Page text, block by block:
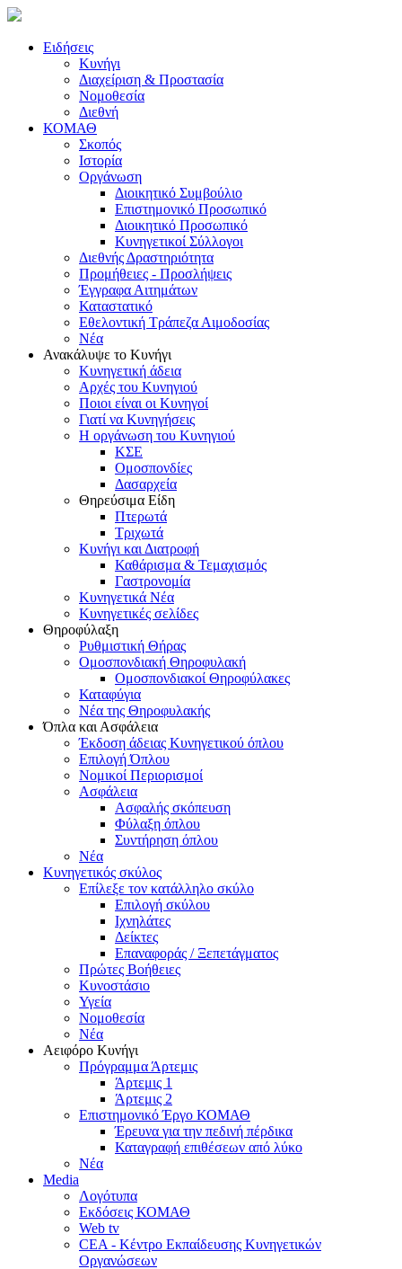
Ειδήσεις
Κυνήγι
Διαχείριση & Προστασία
Νομοθεσία
Διεθνή
ΚΟΜΑΘ
Σκοπός
Ιστορία
Οργάνωση
Διοικητικό Συμβούλιο
Επιστημονικό Προσωπικό
Διοικητικό Προσωπικό
Κυνηγετικοί Σύλλογοι
Διεθνής Δραστηριότητα
Προμήθειες - Προσλήψεις
Έγγραφα Αιτημάτων
Καταστατικό
Εθελοντική Τράπεζα Αιμοδοσίας
Νέα
Ανακάλυψε το Κυνήγι
Κυνηγετική άδεια
Αρχές του Κυνηγιού
Ποιοι είναι οι Κυνηγοί
Γιατί να Κυνηγήσεις
Η οργάνωση του Κυνηγιού
ΚΣΕ
Ομοσπονδίες
Δασαρχεία
Θηρεύσιμα Είδη
Πτερωτά
Τριχωτά
Κυνήγι και Διατροφή
Καθάρισμα & Τεμαχισμός
Γαστρονομία
Κυνηγετικά Νέα
Κυνηγετικές σελίδες
Θηροφύλαξη
Ρυθμιστική Θήρας
Ομοσπονδιακή Θηροφυλακή
Oμοσπονδιακοί Θηροφύλακες
Καταφύγια
Νέα της Θηροφυλακής
Όπλα και Ασφάλεια
Έκδοση άδειας Κυνηγετικού όπλου
Επιλογή Όπλου
Νομικοί Περιορισμοί
Ασφάλεια
Ασφαλής σκόπευση
Φύλαξη όπλου
Συντήρηση όπλου
Νέα
Κυνηγετικός σκύλος
Επίλεξε τον κατάλληλο σκύλο
Επιλογή σκύλου
Ιχνηλάτες
Δείκτες
Επαναφοράς / Ξεπετάγματος
Πρώτες Βοήθειες
Κυνοστάσιο
Υγεία
Νομοθεσία
Νέα
Αειφόρο Κυνήγι
Πρόγραμμα Άρτεμις
Άρτεμις 1
Άρτεμις 2
Επιστημονικό Έργο ΚΟΜΑΘ
Έρευνα για την πεδινή πέρδικα
Καταγραφή επιθέσεων από λύκο
Νέα
Media
Λογότυπα
Εκδόσεις ΚΟΜΑΘ
Web tv
CEA - Κέντρο Εκπαίδευσης Κυνηγετικών
Οργανώσεων